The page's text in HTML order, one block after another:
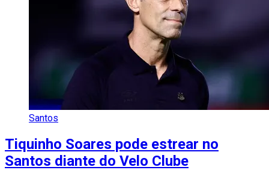
Santos
Tiquinho Soares pode estrear no
Santos diante do Velo Clube